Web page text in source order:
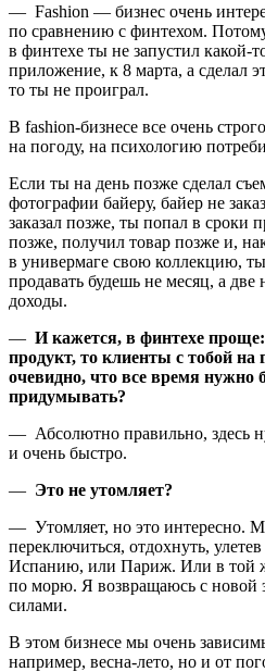
— Fashion — бизнес очень
по сравнению с финтехом.
в финтехе ты не запустил какой-
приложение, к 8 марта, а сделал
то ты не проиграл.
В fashion-бизнесе все очень
на погоду, на психологию
Если ты на день позже сделал
фотографии байеру, байер не
заказал позже, ты попал в сроки
позже, получил товар позже и,
в универмаге свою коллекцию,
продавать будешь не месяц, а две
доходы.
— И кажется, в финтехе
продукт, то клиенты с тобой на
очевидно, что все время нужно
придумывать?
— Абсолютно правильно, здесь
и очень быстро.
— Это не утомляет?
— Утомляет, но это интересно.
переключиться, отдохнуть,
Испанию, или Париж. Или в той
по морю. Я возвращаюсь с новой
силами.
В этом бизнесе мы очень
например, весна-лето, но и от